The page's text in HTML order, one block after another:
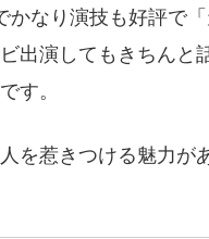
なり演技も好評で「
出演してもきちんと
す。
を惹きつける魅力が